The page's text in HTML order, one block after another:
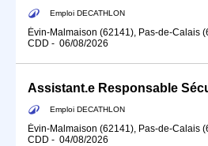
Emploi DECATHLON
Évin-Malmaison (62141), Pas-de-Calais
CDD - 06/08/2026
Emploi DECATHLON
Évin-Malmaison (62141), Pas-de-Calais
CDD - 04/08/2026